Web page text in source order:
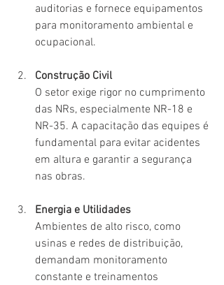
auditorias e fornece equipamentos
para monitoramento ambiental e
ocupacional.
Construção Civil
O setor exige rigor no cumprimento
das NRs, especialmente NR-18 e
NR-35. A capacitação das equipes é
fundamental para evitar acidentes
em altura e garantir a segurança
nas obras.
Energia e Utilidades
Ambientes de alto risco, como
usinas e redes de distribuição,
demandam monitoramento
constante e treinamentos